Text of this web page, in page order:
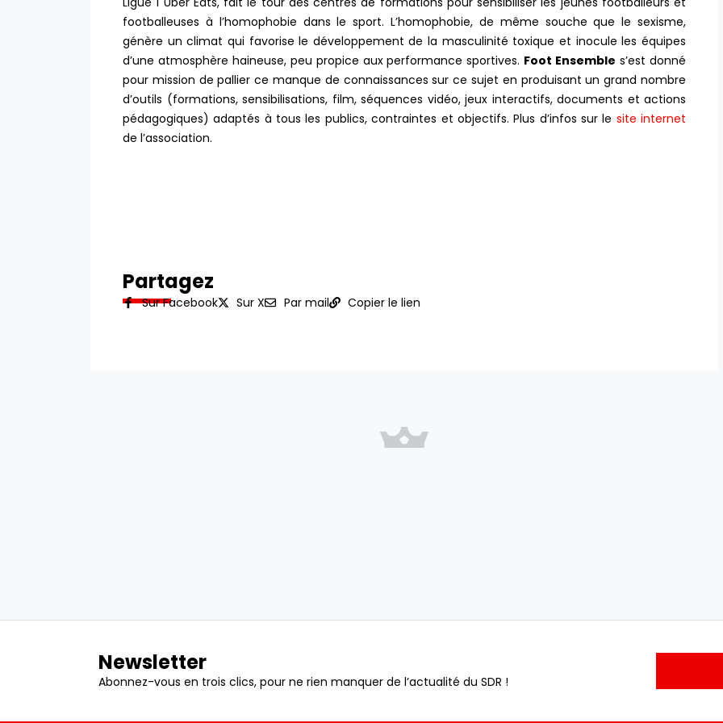
footballeuses à l’homophobie dans le sport. L’homophobie, de même souche que le sexisme,
génère un climat qui favorise le développement de la masculinité toxique et inocule les équipes
d’une atmosphère haineuse, peu propice aux performance sportives. Foot Ensemble s’est donné
pour mission de pallier ce manque de connaissances sur ce sujet en produisant un grand nombre
d’outils (formations, sensibilisations, film, séquences vidéo, jeux interactifs, documents et actions
pédagogiques) adaptés à tous les publics, contraintes et objectifs. Plus d’infos sur le site internet
de l’association.
Partagez
Sur Facebook Sur X Par mail Copier le lien
Newsletter
Abonnez-vous en trois clics, pour ne rien manquer de l’actualité du SDR !